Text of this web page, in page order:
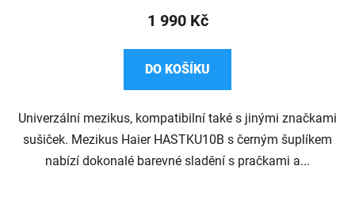
produktu
z
hvězdiček.
1 990 Kč
DO KOŠÍKU
Univerzální mezikus, kompatibilní také s jinými značkami
sušiček. Mezikus Haier HASTKU10B s černým šuplíkem
nabízí dokonalé barevné sladění s pračkami a...